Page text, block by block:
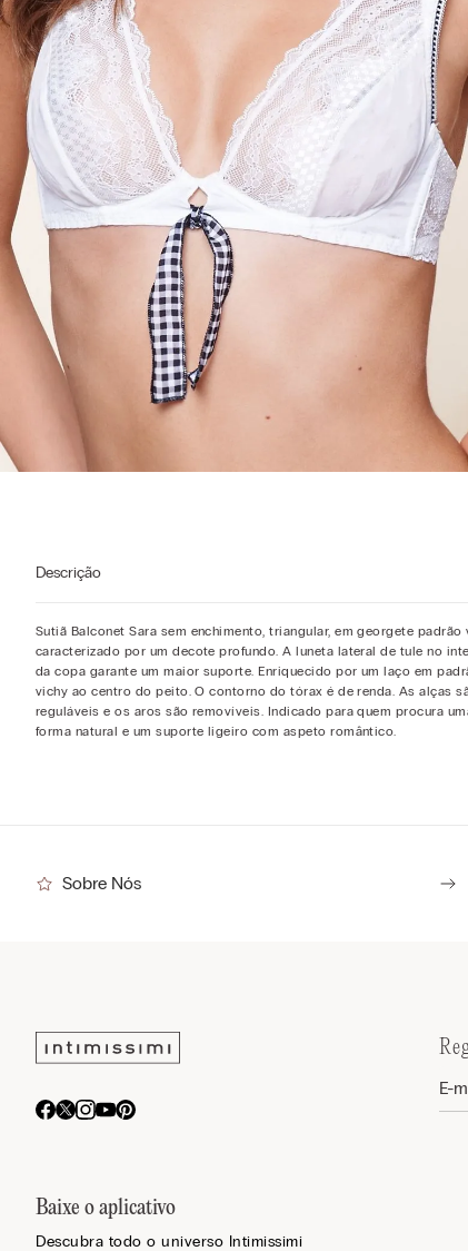
Descrição
Sutiã Balconet Sara sem enchimento, triangular, em georgete padrão
caracterizado por um decote profundo. A luneta lateral de tule no
da copa garante um maior suporte. Enriquecido por um laço em
vichy ao centro do peito. O contorno do tórax é de renda. As alças
reguláveis e os aros são removíveis. Indicado para quem procura
forma natural e um suporte ligeiro com aspeto romântico.
Sobre Nós
Baixe o aplicativo
Descubra todo o universo Intimissimi